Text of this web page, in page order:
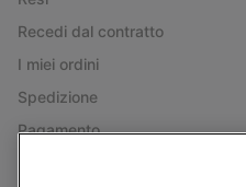
Recedi dal contratto
I miei ordini
Spedizione
Pagamento